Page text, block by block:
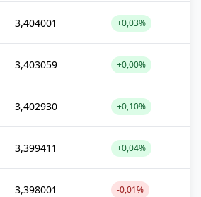
3,404001 +0,03%
3,403059 +0,00%
3,402930 +0,10%
3,399411 +0,04%
3,398001 -0,01%